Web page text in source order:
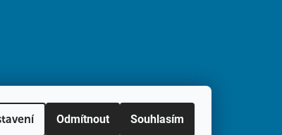
Odmítnout Souhlasím